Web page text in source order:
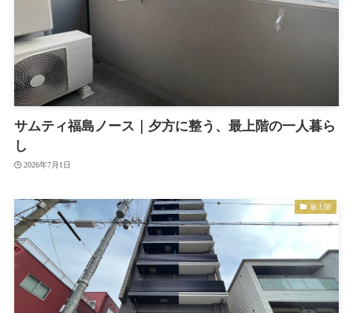
サムティ福島ノース｜夕方に整う、最上階の一人暮ら
し
2026年7月1日
最上階